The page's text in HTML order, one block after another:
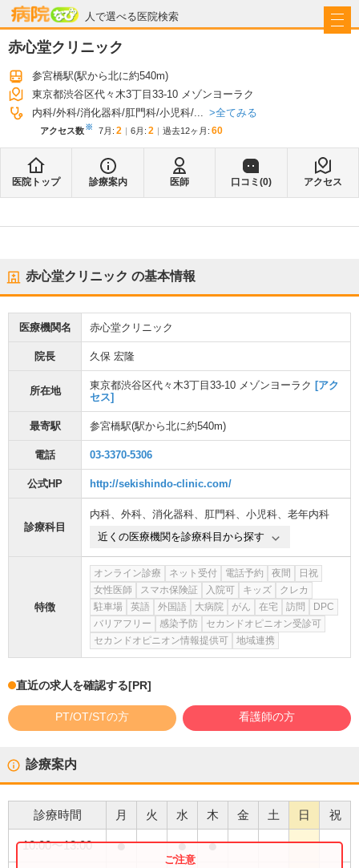
人で選べる医院検索
病院なび
赤心堂クリニック
参宮橋駅(駅から北に約540m)
東京都渋谷区代々木3丁目33-10 メゾンヨーラク
内科 外科 消化器科 肛門科 小児科 ... 全てみる
アクセス数※ 7月 : 2 6月 : 2 過去12ヶ月: 60
医院トップ 診療案内 医師 口コミ(0) アクセス
赤心堂クリニック の基本情報
医療機関名 赤心堂クリニック
院長 久保 宏隆
所在地 東京都渋谷区代々木3丁目33-10 メゾンヨーラク [アク
セス]
最寄駅 参宮橋駅(駅から北に約540m)
電話 03-3370-5306
公式HP http://sekishindo-clinic.com/
診療科目
内科、 外科、 消化器科、 肛門科、 小児科、 老年内科
近くの医療機関を診療科目から探す
特徴
オンライン診療 ネット受付 電話予約 夜間
日祝
女性医師
スマホ保険証 入院可 キッズ
クレカ
駐車場
英語 外国語 大病院 がん 在宅 訪問
DPC
バリアフリー
感染予防
セカンドオピニオン受診可
セカンドオピニオン情報提供可
地域連携
直近の求人を確認する[PR]
PT/OT/STの方 看護師の方
診療案内
診療時間 月 火 水 木 金 土 日 祝
10:00〜13:00 ● ● ●